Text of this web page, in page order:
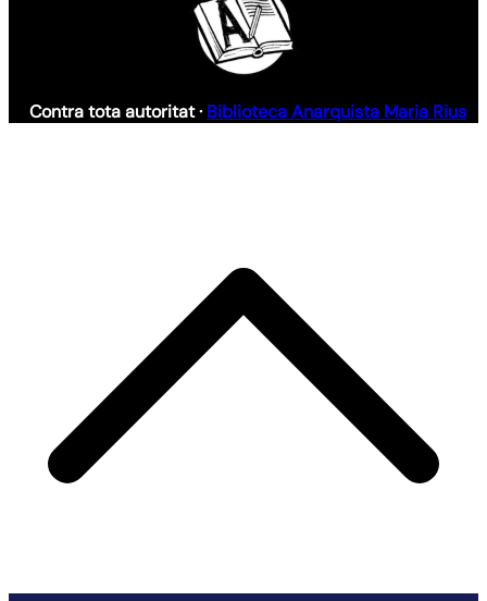
Contra tota autoritat ·Biblioteca Anarquista Maria Rius